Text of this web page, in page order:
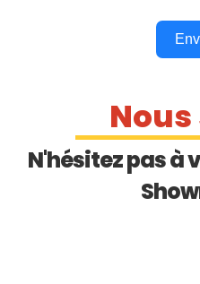
N'hésitez pas à